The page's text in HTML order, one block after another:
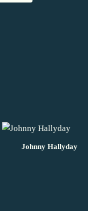
Johnny Hallyday